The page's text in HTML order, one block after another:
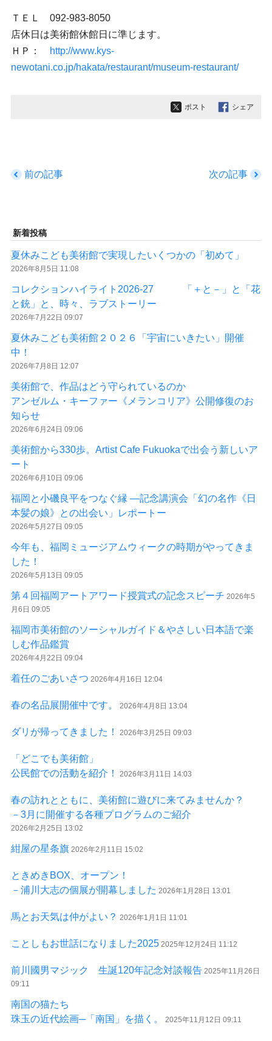
ＴＥＬ 092-983-8050
店休日は美術館休館日に準じます。
ＨＰ：
http://www.kys-
newotani.co.jp/hakata/restaurant/museum-restaurant/
ポスト シェア
前の記事 次の記事
新着投稿
夏休みこども美術館で実現したいくつかの「初めて」
2026年8月5日 11:08
コレクションハイライト2026-27 「＋と－」と「花
と銃」と、時々、ラブストーリー
2026年7月22日 09:07
夏休みこども美術館２０２６「宇宙にいきたい」開催
中！
2026年7月8日 12:07
美術館で、作品はどう守られているのか
アンゼルム・キーファー《メランコリア》公開修復のお
知らせ
2026年6月24日 09:06
美術館から330歩。Artist Cafe Fukuokaで出会う新しいア
ート
2026年6月10日 09:06
福岡と小磯良平をつなぐ縁 ―記念講演会「幻の名作《日
本髪の娘》との出会い」レポートー
2026年5月27日 09:05
今年も、福岡ミュージアムウィークの時期がやってきま
した！
2026年5月13日 09:05
第４回福岡アートアワード授賞式の記念スピーチ 2026年5
月6日 09:05
福岡市美術館のソーシャルガイド＆やさしい日本語で楽
しむ作品鑑賞
2026年4月22日 09:04
着任のごあいさつ 2026年4月16日 12:04
春の名品展開催中です。 2026年4月8日 13:04
ダリが帰ってきました！ 2026年3月25日 09:03
「どこでも美術館」
公民館での活動を紹介！
2026年3月11日 14:03
春の訪れとともに、美術館に遊びに来てみませんか？
－3月に開催する各種プログラムのご紹介
2026年2月25日 13:02
紺屋の星条旗 2026年2月11日 15:02
ときめきBOX、オープン！
－浦川大志の個展が開幕しました 2026年1月28日 13:01
馬とお天気は仲がよい？ 2026年1月1日 11:01
ことしもお世話になりました2025 2025年12月24日 11:12
前川國男マジック 生誕120年記念対談報告 2025年11月26日
09:11
南国の猫たち
珠玉の近代絵画─「南国」を描く。
2025年11月12日 09:11